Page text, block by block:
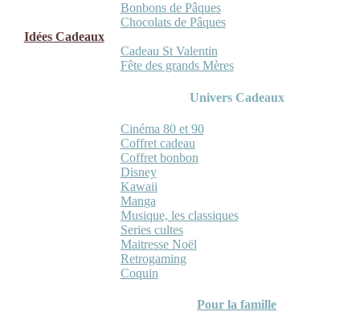
Bonbons de Pâques
Chocolats de Pâques
Idées Cadeaux
Cadeau St Valentin
Fête des grands Mères
Univers Cadeaux
Cinéma 80 et 90
Coffret cadeau
Coffret bonbon
Disney
Kawaii
Manga
Musique, les classiques
Series cultes
Maitresse Noël
Retrogaming
Coquin
Pour la famille